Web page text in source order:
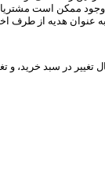
وجود ممکن است